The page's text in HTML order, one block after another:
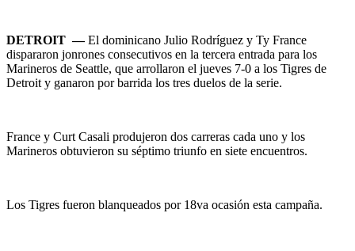
DETROIT —El dominicano Julio Rodríguez y Ty France
dispararon jonrones consecutivos en la tercera entrada para los
Marineros de Seattle, que arrollaron el jueves 7-0 a los Tigres de
Detroit y ganaron por barrida los tres duelos de la serie.
France y Curt Casali produjeron dos carreras cada uno y los
Marineros obtuvieron su séptimo triunfo en siete encuentros.
Los Tigres fueron blanqueados por 18va ocasión esta campaña.